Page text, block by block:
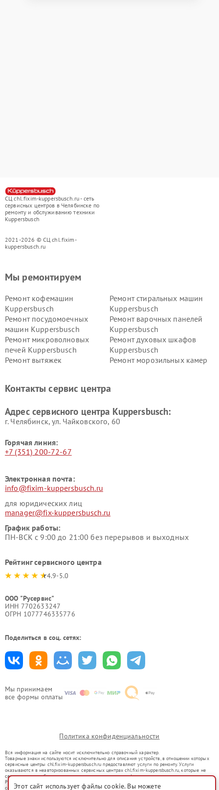
СЦ chl.fixim-kuppersbusch.ru - сеть
сервисных центров в Челябинске по
ремонту и обслуживанию техники
Kuppersbusch
2021-2026 © СЦ chl.fixim-
kuppersbusch.ru
Мы принимаем
все формы оплаты
Мы ремонтируем
Ремонт кофемашин
Kuppersbusch
Ремонт стиральных машин
Kuppersbusch
Ремонт посудомоечных
машин Kuppersbusch
Ремонт варочных панелей
Kuppersbusch
Ремонт микроволновых
печей Kuppersbusch
Ремонт духовых шкафов
Kuppersbusch
Ремонт вытяжек
Ремонт морозильных камер
Kuppersbusch
вакуумных упаковщиков
Ремонт сушильных машин Kuppersbusch
Контакты сервис центра
Адрес сервисного центра Kuppersbusch:
г. Челябинск, ул. Чайковского, 60
Горячая линия:
+7 (351) 200-72-67
Электронная почта:
info@fixim-kuppersbusch.ru
для юридических лиц
manager@fix-kuppersbusch.ru
График работы:
ПН-ВСК с 9:00 до 21:00 без перерывов и выходных
Рейтинг сервисного центра
4.9-5.0
ООО "Русервис"
ИНН 7702633247
ОГРН 1077746335776
Поделиться в соц. сетях:
Политика конфиденциальности
Вся информация на сайте носит исключительно справочный характер.
Товарные знаки используются исключительно для описания устройств, в отношении которых
сервисные центры chl.fixim-kuppersbusch.ru предоставляют услуги по ремонту. Услуги
оказываются в неавторизованных сервисных центрах chl.fixim-kuppersbusch.ru, которые не
связаны с правообладателями товарных знаков или их официальными представителями.
Ремонт осуществляется для устройств, уже введенных в гражданский оборот в соответствии
со статьей 1487 ГК РФ.
Этот сайт использует файлы cookie. Вы можете